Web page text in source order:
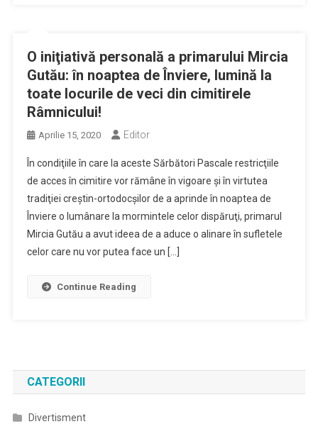
O iniţiativă personală a primarului Mircia
Gutău: în noaptea de Înviere, lumină la
toate locurile de veci din cimitirele
Râmnicului!
Aprilie 15, 2020 Editor
În condiţiile în care la aceste Sărbători Pascale restricţiile
de acces în cimitire vor rămâne în vigoare şi în virtutea
tradiţiei creştin-ortodocşilor de a aprinde în noaptea de
Înviere o lumânare la mormintele celor dispăruţi, primarul
Mircia Gutău a avut ideea de a aduce o alinare în sufletele
celor care nu vor putea face un […]
Continue Reading
CATEGORII
Divertisment